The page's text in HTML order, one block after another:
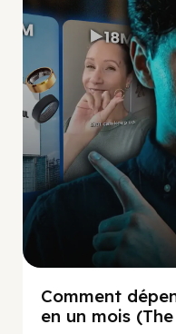
Comment
en un mois